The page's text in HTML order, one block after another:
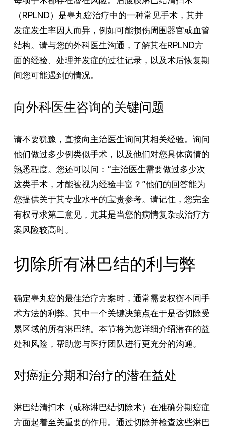
（RPLND）是睾丸癌治疗中的一种常见手术，其并
发症发生率因人而异，例如可能损伤周围器官或血管
结构。请与您的外科医生沟通，了解其在RPLND方
面的经验、处理并发症的过往记录，以及术后恢复期
间您可能遇到的情况。
向外科医生咨询的关键问题
请不要犹豫，直接向主治医生询问其相关经验。询问
他们做过多少例类似手术，以及他们对您具体病情的
熟悉程度。您还可以问：“主治医生需要做过多少次
这类手术，才能被视为经验丰富？”他们的回答能为
您提供关于其专业水平的宝贵参考。请记住，您完全
有权寻求第二意见，尤其是当您的病情复杂或治疗方
案风险较高时。
切除所有淋巴结的利与弊
确定睾丸癌的最佳治疗方案时，通常需要权衡不同手
术方法的利弊。其中一个关键决策点在于是否切除受
累区域的所有淋巴结。本节将为您详细介绍潜在的益
处和风险，帮助您与医疗团队进行更充分的沟通。
对癌症分期和治疗的潜在益处
淋巴结清扫术（或称淋巴结切除术）在准确分期癌症
方面起着至关重要的作用。通过切除并检查这些淋巴